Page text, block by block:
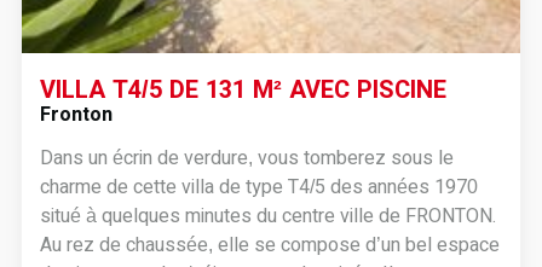
VILLA T4/5 DE 131 M² AVEC PISCINE
Fronton
Dans un écrin de verdure, vous tomberez sous le
charme de cette villa de type T4/5 des années 1970
situé à quelques minutes du centre ville de FRONTON.
Au rez de chaussée, elle se compose d’un bel espace